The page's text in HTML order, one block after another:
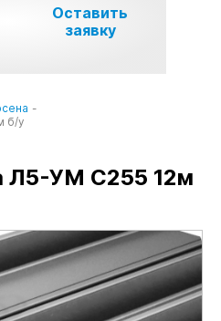
Оставить
заявку
-
б/у
Л5-УМ С255 12м